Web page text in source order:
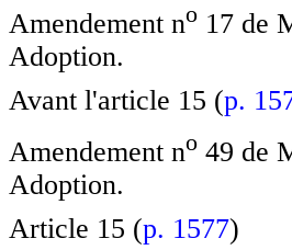
Amendement no 17 de
Adoption.
Avant l'article 15 (p.
Amendement no 49 de
Adoption.
Article 15 (p. 1577)